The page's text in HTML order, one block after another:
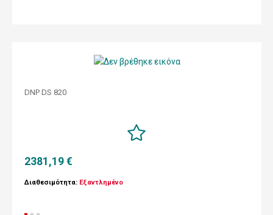
DNP DS 820
2381,19 €
Διαθεσιμότητα: Εξαντλημένο